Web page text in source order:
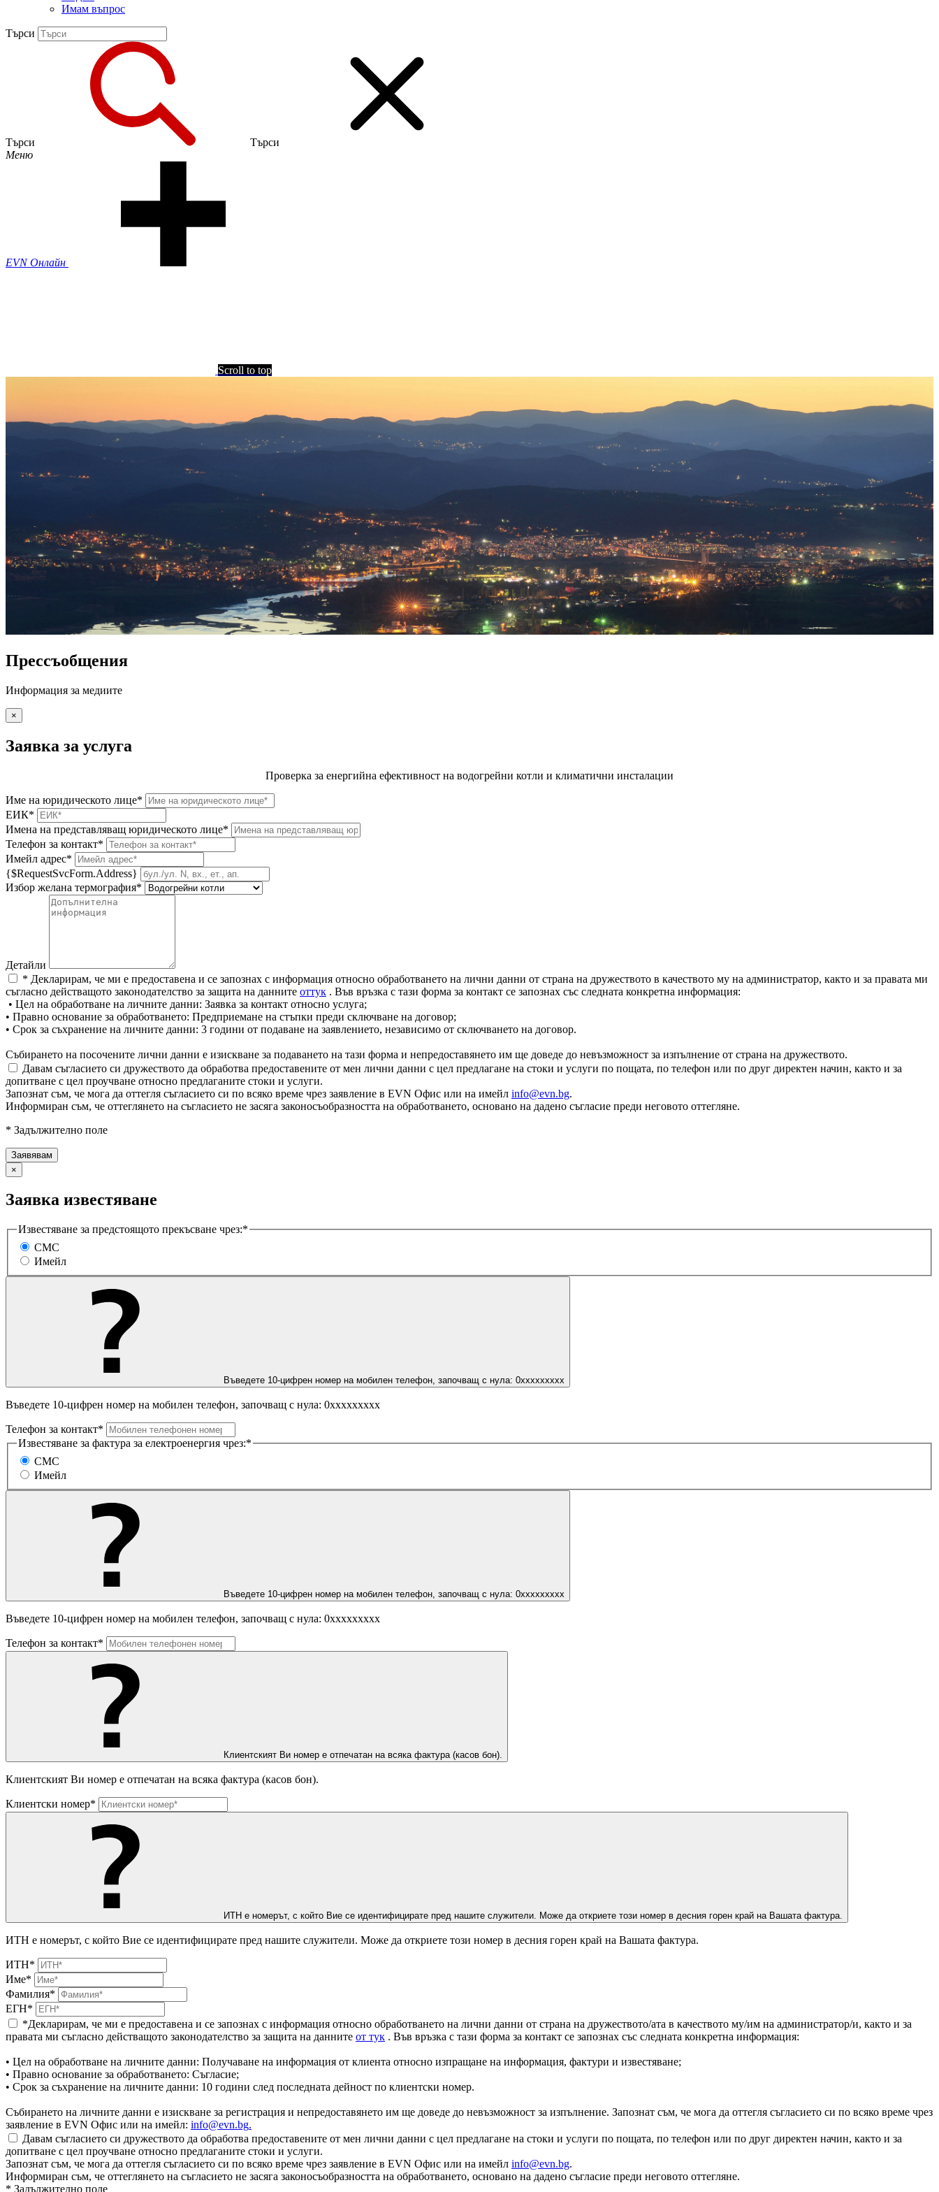
Имам въпрос
Търси
Търси
Търси
Меню
EVN Онлайн
Scroll to top
Прессъобщения
Информация за медиите
×
Заявка за услуга
Проверка за енергийна ефективност на водогрейни котли и климатични инсталации
Име на юридическото лице*
ЕИК*
Имена на представляващ юридическото лице*
Телефон за контакт*
Имейл адрес*
{$RequestSvcForm.Address}
Избор желана термография*
Детайли
* Декларирам, че ми е предоставена и се запознах с информация относно обработването на лични данни от страна на дружеството в качеството му на администратор, както и за правата ми
съгласно действащото законодателство за защита на данните оттук . Във връзка с тази форма за контакт се запознах със следната конкретна информация:
• Цел на обработване на личните данни: Заявка за контакт относно услуга;
• Правно основание за обработването: Предприемане на стъпки преди сключване на договор;
• Срок за съхранение на личните данни: 3 години от подаване на заявлението, независимо от сключването на договор.
Събирането на посочените лични данни е изискване за подаването на тази форма и непредоставянето им ще доведе до невъзможност за изпълнение от страна на дружеството.
Давам съгласието си дружеството да обработва предоставените от мен лични данни с цел предлагане на стоки и услуги по пощата, по телефон или по друг директен начин, както и за
допитване с цел проучване относно предлаганите стоки и услуги.
Запознат съм, че мога да оттегля съгласието си по всяко време чрез заявление в EVN Офис или на имейл info@evn.bg.
Информиран съм, че оттеглянето на съгласието не засяга законосъобразността на обработването, основано на дадено съгласие преди неговото оттегляне.
* Задължително поле
×
Заявка известяване
Известяване за предстоящото прекъсване чрез:*
СМС
Имейл
Въведете 10-цифрен номер на мобилен телефон, започващ с нула: 0ххххххххх
Въведете 10-цифрен номер на мобилен телефон, започващ с нула: 0ххххххххх
Телефон за контакт*
Известяване за фактура за електроенергия чрез:*
СМС
Имейл
Въведете 10-цифрен номер на мобилен телефон, започващ с нула: 0ххххххххх
Въведете 10-цифрен номер на мобилен телефон, започващ с нула: 0ххххххххх
Телефон за контакт*
Клиентският Ви номер е отпечатан на всяка фактура (касов бон).
Клиентският Ви номер е отпечатан на всяка фактура (касов бон).
Клиентски номер*
ИТН е номерът, с който Вие се идентифицирате пред нашите служители. Може да откриете този номер в десния горен край на Вашата фактура.
ИТН е номерът, с който Вие се идентифицирате пред нашите служители. Може да откриете този номер в десния горен край на Вашата фактура.
ИТН*
Име*
Фамилия*
ЕГН*
*Декларирам, че ми е предоставена и се запознах с информация относно обработването на лични данни от страна на дружеството/ата в качеството му/им на администратор/и, както и за
правата ми съгласно действащото законодателство за защита на данните от тук . Във връзка с тази форма за контакт се запознах със следната конкретна информация:
• Цел на обработване на личните данни: Получаване на информация от клиента относно изпращане на информация, фактури и известяване;
• Правно основание за обработването: Съгласие;
• Срок за съхранение на личните данни: 10 години след последната дейност по клиентски номер.
Събирането на личните данни е изискване за регистрация и непредоставянето им ще доведе до невъзможност за изпълнение. Запознат съм, че мога да оттегля съгласието си по всяко време чрез
заявление в EVN Офис или на имейл: info@evn.bg.
Давам съгласието си дружеството да обработва предоставените от мен лични данни с цел предлагане на стоки и услуги по пощата, по телефон или по друг директен начин, както и за
допитване с цел проучване относно предлаганите стоки и услуги.
Запознат съм, че мога да оттегля съгласието си по всяко време чрез заявление в EVN Офис или на имейл info@evn.bg.
Информиран съм, че оттеглянето на съгласието не засяга законосъобразността на обработването, основано на дадено съгласие преди неговото оттегляне.
* Задължително поле